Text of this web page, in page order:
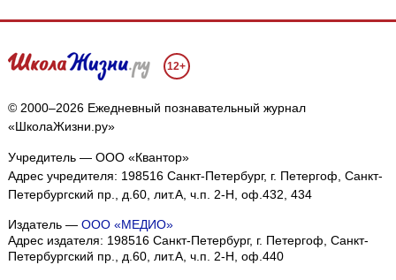
12+
© 2000–2026 Ежедневный познавательный журнал
«ШколаЖизни.ру»
Учредитель — ООО «Квантор»
Адрес учредителя: 198516 Санкт-Петербург, г. Петергоф, Санкт-
Петербургский пр., д.60, лит.А, ч.п. 2-Н, оф.432, 434
Издатель — ООО «МЕДИО»
Адрес издателя: 198516 Санкт-Петербург, г. Петергоф, Санкт-
Петербургский пр., д.60, лит.А, ч.п. 2-Н, оф.440